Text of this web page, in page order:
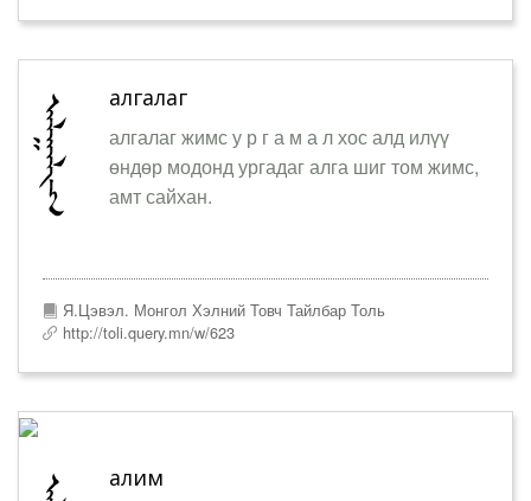
алгалаг
алгалаг жимс у р г а м а л хос алд илүү
өндөр модонд ургадаг алга шиг том жимс,
амт сайхан.
Я.Цэвэл. Монгол Хэлний Товч Тайлбар Толь
http://toli.query.mn/w/623
алим